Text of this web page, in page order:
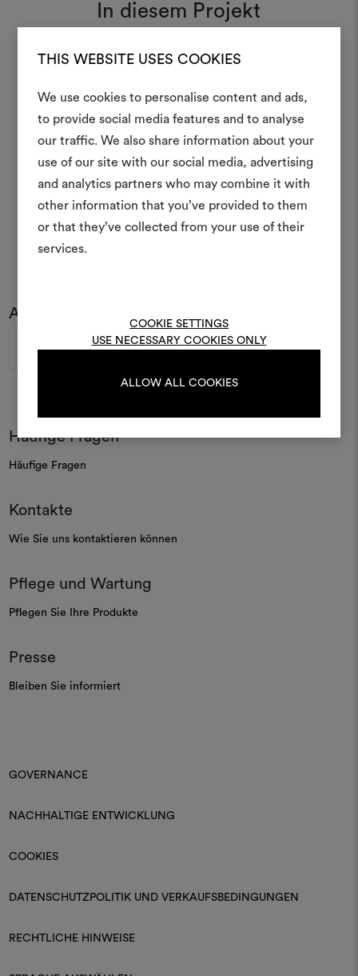
THIS WEBSITE USES COOKIES
We use cookies to personalise content and ads,
to provide social media features and to analyse
our traffic. We also share information about your
use of our site with our social media, advertising
and analytics partners who may combine it with
other information that you’ve provided to them
or that they’ve collected from your use of their
services.
COOKIE SETTINGS
USE NECESSARY COOKIES ONLY
ALLOW ALL COOKIES
In diesem Projekt
Abonnieren Sie unseren Newsletter
Häufige Fragen
Häufige Fragen
Kontakte
Wie Sie uns kontaktieren können
Pflege und Wartung
Pflegen Sie Ihre Produkte
Presse
Bleiben Sie informiert
GOVERNANCE
NACHHALTIGE ENTWICKLUNG
COOKIES
DATENSCHUTZPOLITIK UND VERKAUFSBEDINGUNGEN
RECHTLICHE HINWEISE
Ein
erstellen
Ein interaktives Tool, mit
Ideen zum Leben
anderen teilen können,